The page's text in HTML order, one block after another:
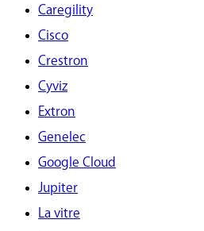
Caregility
Cisco
Crestron
Cyviz
Extron
Genelec
Google Cloud
Jupiter
La vitre